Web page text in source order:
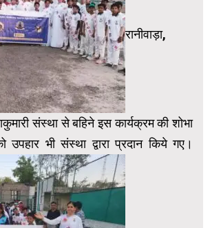
रानीवाड़ा,
संस्था से बहिने इस कार्यक्रम की शोभा
उपहार भी संस्था द्वारा प्रदान किये गए।